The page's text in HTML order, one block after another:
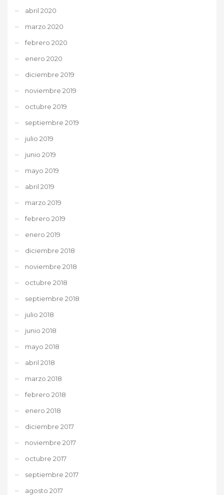
abril 2020
marzo 2020
febrero 2020
enero 2020
diciembre 2019
noviembre 2019
octubre 2019
septiembre 2019
julio 2019
junio 2019
mayo 2019
abril 2019
marzo 2019
febrero 2019
enero 2019
diciembre 2018
noviembre 2018
octubre 2018
septiembre 2018
julio 2018
junio 2018
mayo 2018
abril 2018
marzo 2018
febrero 2018
enero 2018
diciembre 2017
noviembre 2017
octubre 2017
septiembre 2017
agosto 2017